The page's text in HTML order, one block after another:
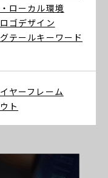
・ローカル環境
ロゴデザイン
テールキーワード
ヤーフレーム
ト